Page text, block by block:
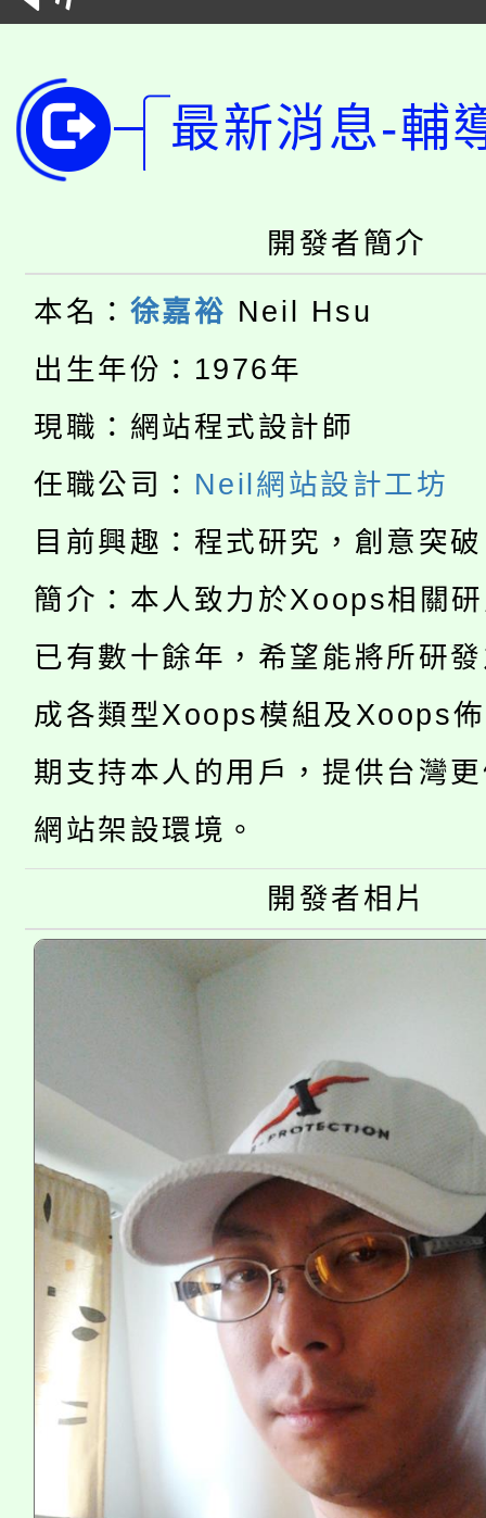
徵才活動。
YOUNG桃局內行報名
局官網。
開!
115年桃園市運動會8/
桃園市低收入戶享有免
視費優惠，中低收入戶
半價優惠，詳情可洽有
者。
大園自造教育及科技
份教師增能研習
大溪自造教育及科技中
份教師研習
淨零綠生活教案入校路
會
115年食農教育專業人
程
場熱烈登場!
8/21下午1時於龍潭區
YOUNG桃局內行報名
局官網。
8月14至27日，桃園電
開!
115年桃園市運動會8/
田徑場及游泳池舉行。
桃園市低收入戶享有免
視費優惠，中低收入戶
半價優惠，詳情可洽有
大園自造教育及科技中
份教師增能研習
大溪自造教育及科技中
份教師研習
淨零綠生活教案入校路
會
115年食農教育專業人
最新消息-輔
開發者簡介
本名： 徐嘉裕 Neil Hsu
出生年份：1976年
現職：網站程式設計師
任職公司： Neil網站設計工坊
目前興趣：程式研究，創意突
簡介：本人致力於Xoops相關
已有數十餘年，希望能將所研
成各類型Xoops模組及Xoops
期支持本人的用戶，提供台灣
網站架設環境。
開發者相片